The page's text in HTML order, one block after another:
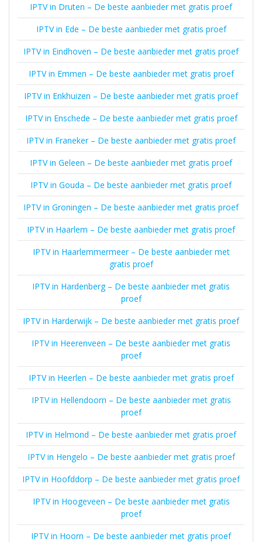
IPTV in Druten – De beste aanbieder met gratis proef
IPTV in Ede – De beste aanbieder met gratis proef
IPTV in Eindhoven – De beste aanbieder met gratis proef
IPTV in Emmen – De beste aanbieder met gratis proef
IPTV in Enkhuizen – De beste aanbieder met gratis proef
IPTV in Enschede – De beste aanbieder met gratis proef
IPTV in Franeker – De beste aanbieder met gratis proef
IPTV in Geleen – De beste aanbieder met gratis proef
IPTV in Gouda – De beste aanbieder met gratis proef
IPTV in Groningen – De beste aanbieder met gratis proef
IPTV in Haarlem – De beste aanbieder met gratis proef
IPTV in Haarlemmermeer – De beste aanbieder met
gratis proef
IPTV in Hardenberg – De beste aanbieder met gratis
proef
IPTV in Harderwijk – De beste aanbieder met gratis proef
IPTV in Heerenveen – De beste aanbieder met gratis
proef
IPTV in Heerlen – De beste aanbieder met gratis proef
IPTV in Hellendoorn – De beste aanbieder met gratis
proef
IPTV in Helmond – De beste aanbieder met gratis proef
IPTV in Hengelo – De beste aanbieder met gratis proef
IPTV in Hoofddorp – De beste aanbieder met gratis proef
IPTV in Hoogeveen – De beste aanbieder met gratis
proef
IPTV in Hoorn – De beste aanbieder met gratis proef